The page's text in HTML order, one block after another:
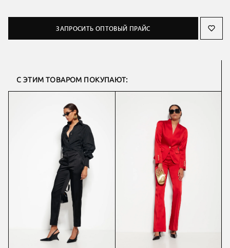
ЗАПРОСИТЬ ОПТОВЫЙ ПРАЙС
С ЭТИМ ТОВАРОМ ПОКУПАЮТ: